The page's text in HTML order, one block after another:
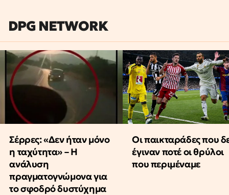
DPG NETWORK
Σέρρες: «Δεν ήταν μόνο
η ταχύτητα» – Η
ανάλυση
πραγματογνώμονα για
το σφοδρό δυστύχημα
Οι παικταράδες που
έγιναν ποτέ οι θρύλοι
που περιμέναμε